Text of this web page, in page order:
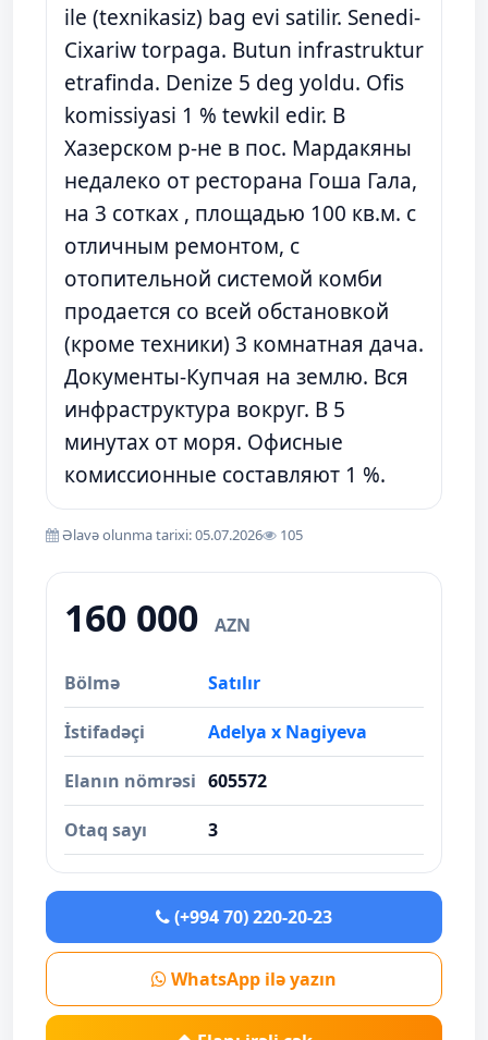
ile (texnikasiz) bag evi satilir. Senedi-
Cixariw torpaga. Butun infrastruktur
etrafinda. Denize 5 deg yoldu. Ofis
komissiyasi 1 % tewkil edir. В
Хазерском р-не в пос. Мардакяны
недалеко от ресторана Гоша Гала,
на 3 сотках , площадью 100 кв.м. с
отличным ремонтом, с
отопительной системой комби
продается со всей обстановкой
(кроме техники) 3 комнатная дача.
Документы-Купчая на землю. Вся
инфраструктура вокруг. В 5
минутах от моря. Офисные
комиссионные составляют 1 %.
Əlavə olunma tarixi: 05.07.2026 105
160 000 AZN
Bölmə Satılır
İstifadəçi Adelya x Nagiyeva
Elanın nömrəsi 605572
Otaq sayı 3
(+994 70) 220-20-23
WhatsApp ilə yazın